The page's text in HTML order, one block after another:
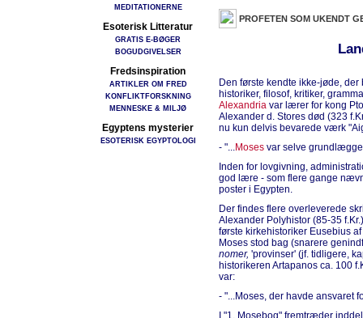
MEDITATIONERNE
Esoterisk Litteratur
GRATIS E-BØGER
BOGUDGIVELSER
Fredsinspiration
ARTIKLER OM FRED
KONFLIKTFORSKNING
MENNESKE & MILJØ
Egyptens mysterier
ESOTERISK EGYPTOLOGI
PROFETEN SOM UKENDT
Den første kendte ikke-jøde,
historiker, filosof, kritiker,
Alexandria var lærer for kong
Alexander d. Stores død (323
nu kun delvis bevarede værk
- "...Moses var selve
Inden for lovgivning,
god lære - som flere gange
poster i Egypten.
Der findes flere overleverede
Alexander Polyhistor (85-35
første kirkehistoriker Eusebius
Moses stod bag (snarere
nomer, 'provinser' (jf. tidligere,
historikeren Artapanos ca. 100
var:
- "...Moses, der havde ansvaret
I "1. Mosebog" fremtræder